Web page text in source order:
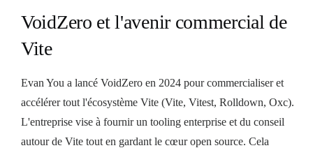
VoidZero et l'avenir commercial de
Vite
Evan You a lancé VoidZero en 2024 pour commercialiser et
accélérer tout l'écosystème Vite (Vite, Vitest, Rolldown, Oxc).
L'entreprise vise à fournir un tooling enterprise et du conseil
autour de Vite tout en gardant le cœur open source. Cela